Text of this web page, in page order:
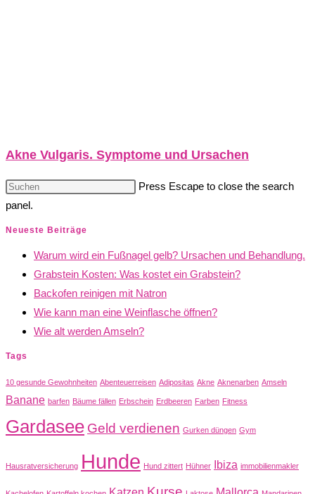
Akne Vulgaris. Symptome und Ursachen
Press Escape to close the search
panel.
Neueste Beiträge
Warum wird ein Fußnagel gelb? Ursachen und Behandlung.
Grabstein Kosten: Was kostet ein Grabstein?
Backofen reinigen mit Natron
Wie kann man eine Weinflasche öffnen?
Wie alt werden Amseln?
Tags
10 gesunde Gewohnheiten Abenteuerreisen Adipositas Akne Aknenarben Amseln
Banane barfen Bäume fällen Erbschein Erdbeeren Farben Fitness
Gardasee Geld verdienen Gurken düngen Gym
Hausratversicherung Hunde Hund zittert Hühner Ibiza immobilienmakler